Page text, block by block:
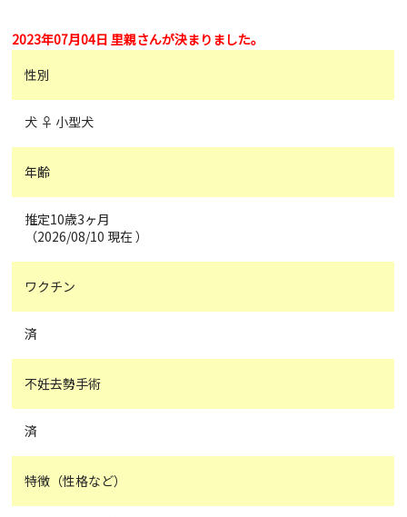
2023年07月04日 里親さんが決まりました。
性別
犬 ♀ 小型犬
年齢
推定10歳3ヶ月
（2026/08/10 現在 ）
ワクチン
済
不妊去勢手術
済
特徴（性格など）